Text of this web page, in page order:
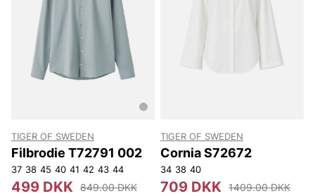
TIGER OF SWEDEN
Filbrodie T72791 002
37 38 45 40 41 42 43 44
499 DKK 849.00 DKK
TIGER OF SWEDEN
Cornia S72672
34 38 40
709 DKK 1409.00 DKK